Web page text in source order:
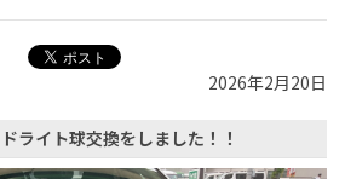
2026年2月20日
イト球交換をしました！！